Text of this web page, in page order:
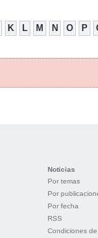
K L M N O P
Noticias
Por temas
Por
Por fecha
RSS
Condiciones